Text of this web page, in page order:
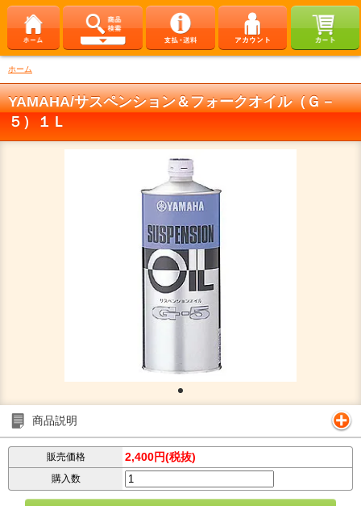
ホーム
YAMAHA/サスペンション＆フォークオイル（Ｇ－
５）１Ｌ
商品説明
販売価格 2,400円(税抜)
購入数